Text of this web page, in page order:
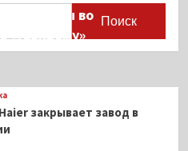
переданы во
«Газпрому»
закрывает завод в